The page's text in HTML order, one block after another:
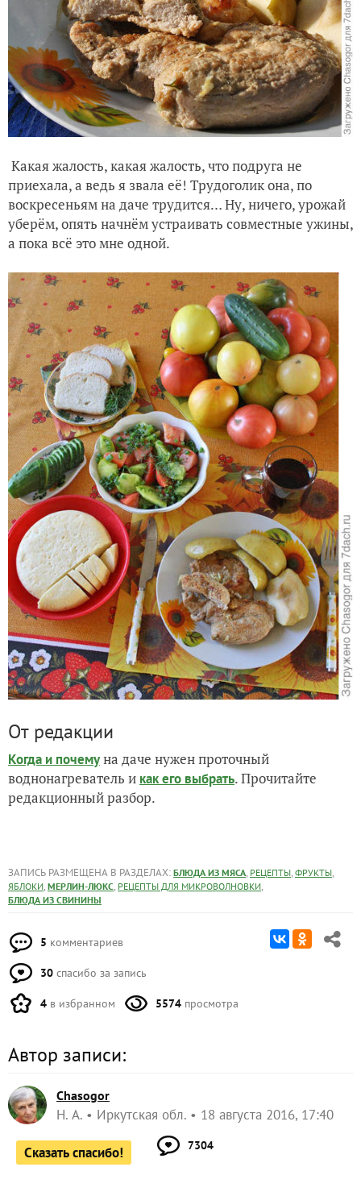
Какая жалость, какая жалость, что подруга не
приехала, а ведь я звала её! Трудоголик она, по
воскресеньям на даче трудится… Ну, ничего, урожай
уберём, опять начнём устраивать совместные ужины,
а пока всё это мне одной.
От редакции
Когда и почемуна даче нужен проточный
воднонагреватель и как его выбрать. Прочитайте
редакционный разбор.
ЗАПИСЬ РАЗМЕЩЕНА В РАЗДЕЛАХ: БЛЮДА ИЗ МЯСА, РЕЦЕПТЫ, ФРУКТЫ,
ЯБЛОКИ, МЕРЛИН-ЛЮКС, РЕЦЕПТЫ ДЛЯ МИКРОВОЛНОВКИ,
БЛЮДА ИЗ СВИНИНЫ
5 комментариев
30 спасибо за запись
4 в избранном 5574 просмотра
Автор записи:
Chasogor
Н. А. Иркутская обл. 18 августа 2016, 17:40
Сказать спасибо! 7304